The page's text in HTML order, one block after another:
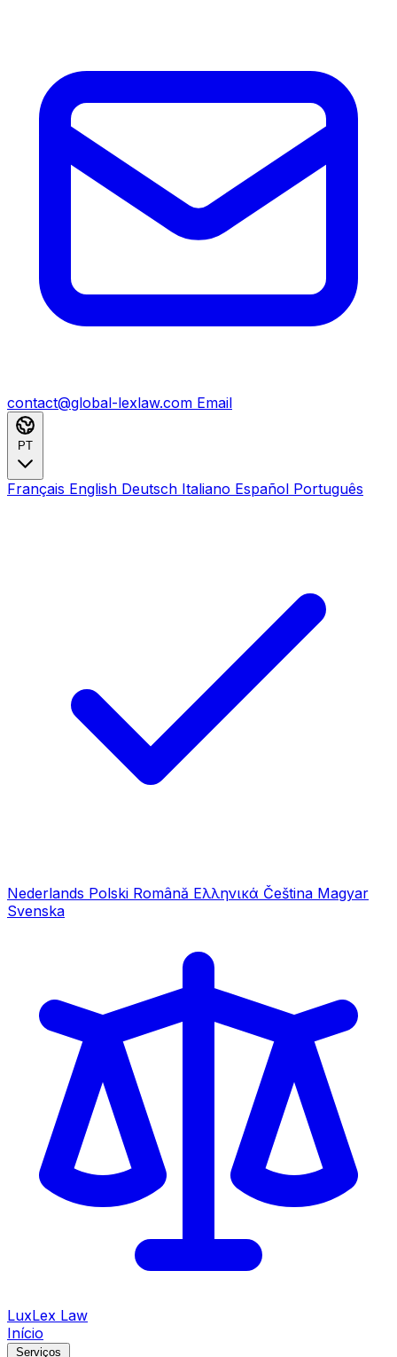
contact@global-lexlaw.com Email
PT
Français English Deutsch Italiano Español Português
Nederlands Polski Română Ελληνικά Čeština Magyar
Svenska
LuxLex Law
Início